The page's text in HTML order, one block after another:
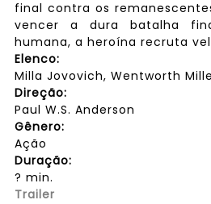
final contra os
vencer a dura batalha
humana, a heroína recruta
Elenco:
Milla Jovovich, Wentworth
Direção:
Paul W.S. Anderson
Gênero:
Ação
Duração:
? min.
Trailer